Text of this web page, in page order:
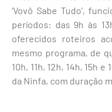
‘Vovô Sabe Tudo’,
períodos: das 9h às
oferecidos roteiros
mesmo programa, de
10h, 11h, 12h, 14h, 15h
da Ninfa, com duração